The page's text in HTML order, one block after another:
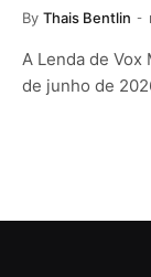
By Thais Bentlin
A Lenda de
de junho de